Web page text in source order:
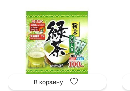
В корзину